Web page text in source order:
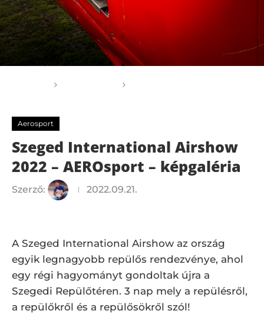
Aerosport
Szeged International Airshow
2022 – AEROsport – képgaléria
Szerző: 2022.09.21.
A Szeged International Airshow az ország
egyik legnagyobb repülős rendezvénye, ahol
egy régi hagyományt gondoltak újra a
Szegedi Repülőtéren. 3 nap mely a repülésről,
a repülőkről és a repülősökről szól!